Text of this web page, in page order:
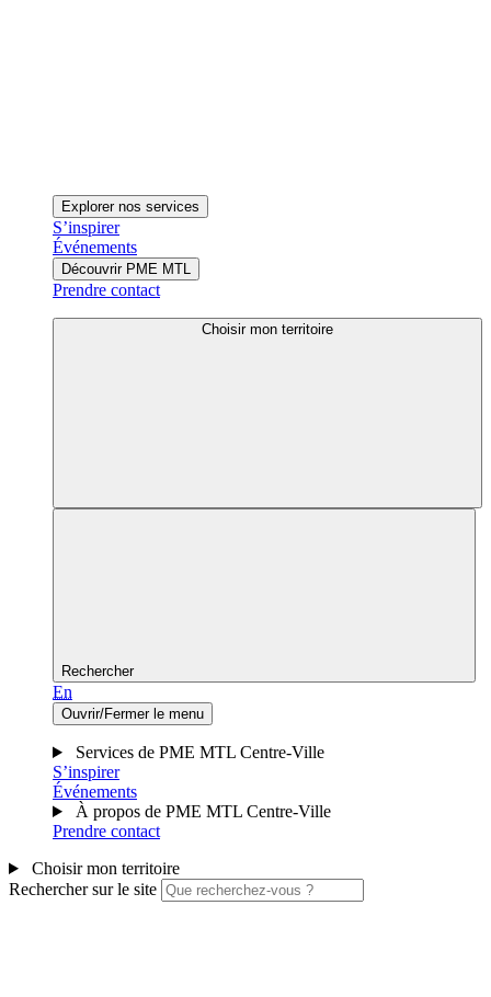
Explorer nos services
S’inspirer
Événements
Découvrir PME MTL
Prendre contact
Choisir mon territoire
Rechercher
En
Ouvrir/Fermer le menu
Services de PME MTL Centre-Ville
S’inspirer
Événements
À propos de PME MTL Centre-Ville
Prendre contact
Choisir mon territoire
Rechercher sur le site